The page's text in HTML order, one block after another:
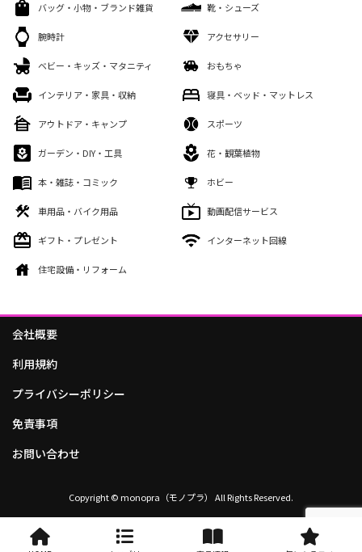
バッグ・小物・ブランド雑貨 靴・シューズ
腕時計 アクセサリー
ベビー・キッズ・マタニティ おもちゃ
インテリア・家具・収納 寝具・ベッド・マットレス
アウトドア・キャンプ スポーツ
ガーデン・DIY・工具 花・観葉植物
本・雑誌・コミック ホビー
車用品・バイク用品 動画配信サービス
ギフト・プレゼント インターネット回線
住宅設備・リフォーム
会社概要
利用規約
プライバシーポリシー
免責事項
お問い合わせ
Copyright © monopra（モノプラ） All Rights Reserved.